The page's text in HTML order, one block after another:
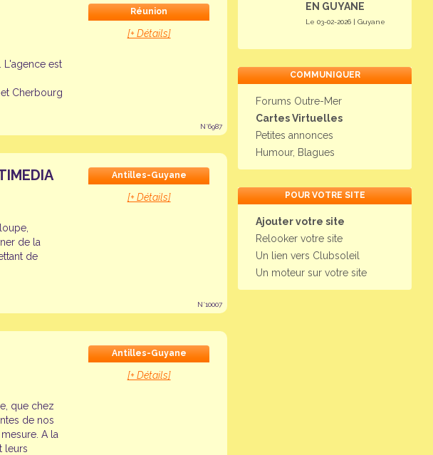
L'agence est
Cherbourg
Réunion
[+ Détails]
N°6987
de la
de
Antilles-Guyane
[+ Détails]
N°10007
que chez
de nos
A la
leurs
Antilles-Guyane
[+ Détails]
EN GUYANE
Le 03-02-2026 | Guyane
COMMUNIQUER
Forums Outre-Mer
Cartes Virtuelles
Petites annonces
Humour, Blagues
POUR VOTRE SITE
Ajouter votre site
Relooker votre site
Un lien vers Clubsoleil
Un moteur sur votre site